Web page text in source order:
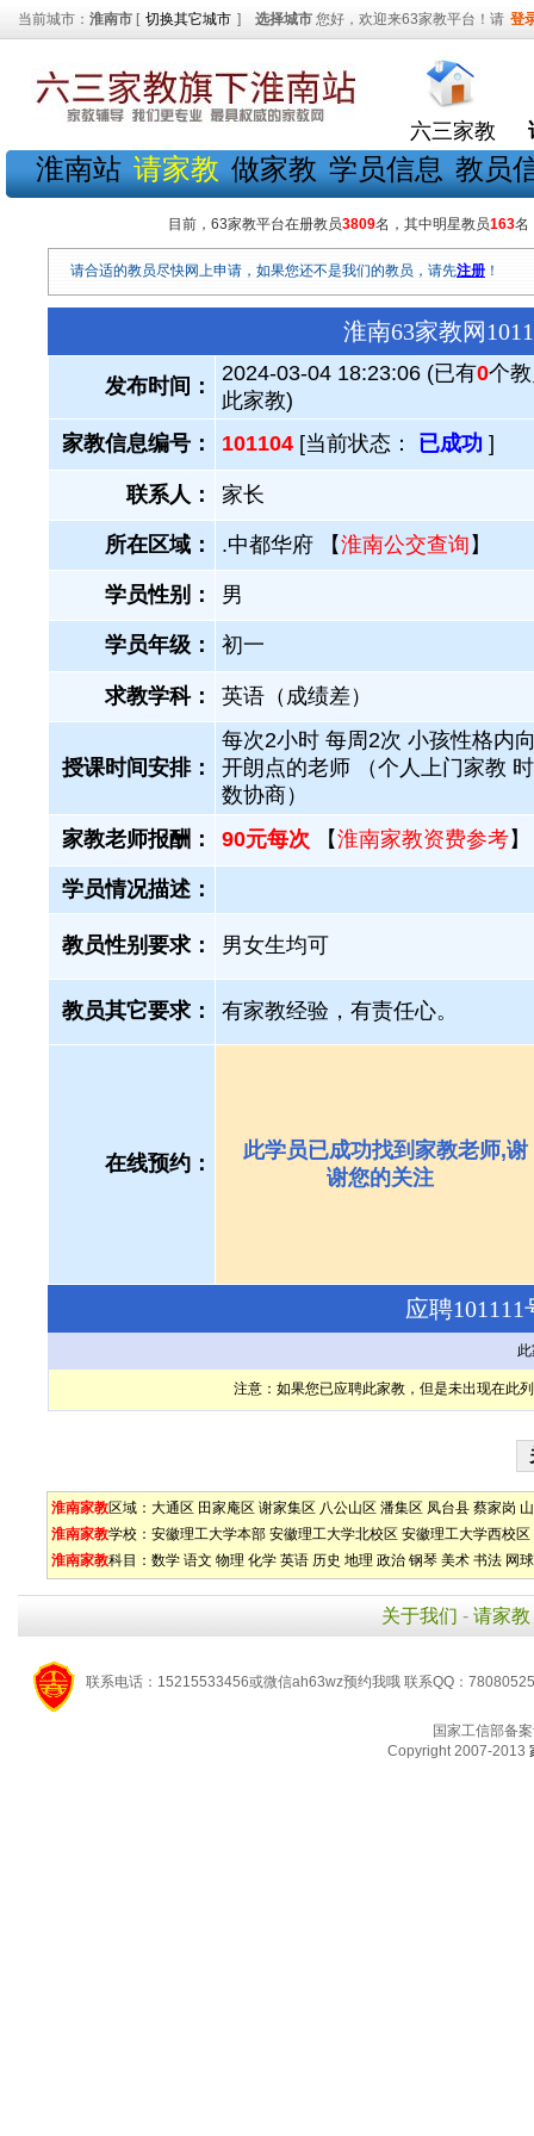
当前城市： 淮南市 [ 切换其它城市 ] 选择城市 您好，欢迎来63家教平台！请 登
六三家教
淮南站 请家教 做家教 学员信息 教员
目前，63家教平台在册教员3809名，其中明星教员163名
请合适的教员尽快网上申请，如果您还不是我们的教员，请先注册 ！
淮南63家教网
发布时间：
2024-03-04 18:23:06 (已有0个
此家教)
家教信息编号：
101104 [当前状态： 已成功 ]
联系人： 家长
所在区域： .中都华府 【淮南公交查询 】
学员性别： 男
学员年级： 初一
求教学科： 英语（成绩差）
授课时间安排：
每次2小时 每周2次 小孩性格内
开朗点的老师 （个人上门家教
数协商）
家教老师报酬：
90元每次 【淮南家教资费参考】
学员情况描述：
教员性别要求： 男女生均可
教员其它要求： 有家教经验，有责任心。
在线预约：
此学员已成功找到家教老师,谢
谢您的关注
应聘
注意：如果您已应聘此家教，但是未出现在此
淮南家教区域： 大通区 田家庵区 谢家集区 八公山区 潘集区 凤台县 蔡家岗
淮南家教学校： 安徽理工大学本部 安徽理工大学北校区 安徽理工大学西校区
淮南家教科目： 数学 语文 物理 化学 英语 历史 地理 政治 钢琴 美术 书法 网球
关于我们 - 请家教
联系电话：15215533456或微信ah63wz预约我哦 联系QQ：
国家工信部备
Copyright 2007-2013